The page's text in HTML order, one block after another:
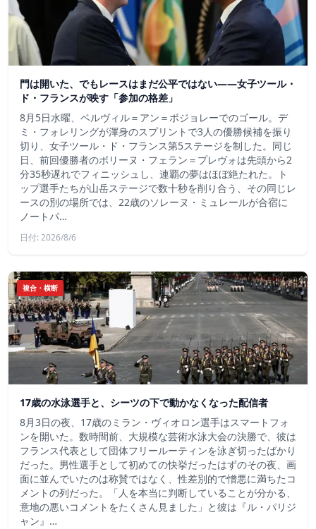
門は開いた、でもレースはまだ公平ではない――女子ツール・
ド・フランスが映す「参加の格差」
8月5日水曜、ベルヴィル＝アン＝ボジョレーでのゴール。デ
ミ・フォレリングが渾身のスプリントで3人の優勝候補を振り
切り、女子ツール・ド・フランス第5ステージを制した。同じ
日、前回優勝者のポリーヌ・フェラン＝プレヴォは先頭から2
分35秒遅れでフィニッシュし、連覇の夢はほぼ絶たれた。ト
ップ選手たちが山岳ステージで数十秒を削り合う、その同じレ
ースの別の場所では、22歳のソレーヌ・ミュレールが合宿に
ノートパ…
日付: 2026/8/6
複合・横断
17歳の水泳選手と、シーツの下で動かなくなった配信者
8月3日の夜、17歳のミラン・ヴィオロン選手はスマートフォ
ンを開いた。数時間前、大規模な芸術水泳大会の決勝で、彼は
フランス代表として団体フリールーティンを泳ぎ切ったばかり
だった。男性選手として初めての快挙だったはずのその夜、画
面に並んでいたのは称賛ではなく、性差別的で憎悪に満ちたコ
メントの列だった。「人を本当に判断していることが分かる、
意地の悪いコメントをたくさん見ました」と彼は『ル・パリジ
ャン』…